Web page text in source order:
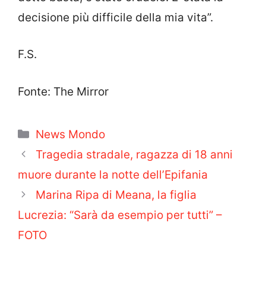
decisione più difficile della mia vita”.
F.S.
Fonte: The Mirror
Categorie
News Mondo
Tragedia stradale, ragazza di 18 anni
muore durante la notte dell’Epifania
Marina Ripa di Meana, la figlia
Lucrezia: “Sarà da esempio per tutti” –
FOTO